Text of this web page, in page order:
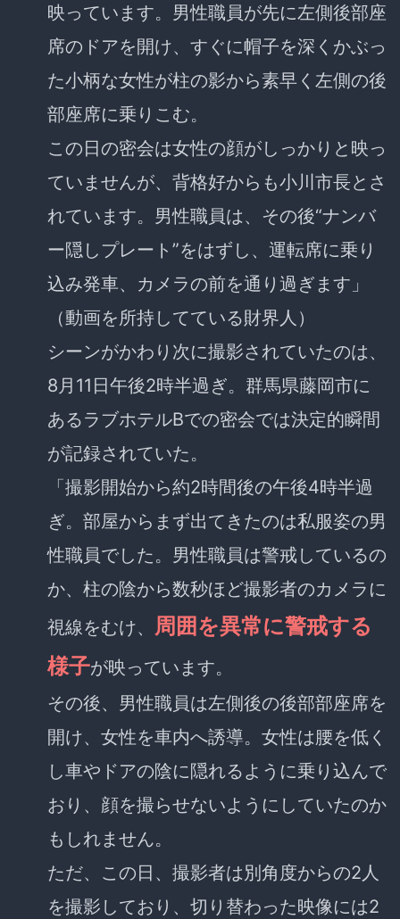
映っています。男性職員が先に左側後部座
席のドアを開け、すぐに帽子を深くかぶっ
た小柄な女性が柱の影から素早く左側の後
部座席に乗りこむ。
この日の密会は女性の顔がしっかりと映っ
ていませんが、背格好からも小川市長とさ
れています。男性職員は、その後“ナンバ
ー隠しプレート”をはずし、運転席に乗り
込み発車、カメラの前を通り過ぎます」
（動画を所持してている財界人）
シーンがかわり次に撮影されていたのは、
8月11日午後2時半過ぎ。群馬県藤岡市に
あるラブホテルBでの密会では決定的瞬間
が記録されていた。
「撮影開始から約2時間後の午後4時半過
ぎ。部屋からまず出てきたのは私服姿の男
性職員でした。男性職員は警戒しているの
か、柱の陰から数秒ほど撮影者のカメラに
視線をむけ、 周囲を異常に警戒する
様子が映っています。
その後、男性職員は左側後の後部部座席を
開け、女性を車内へ誘導。女性は腰を低く
し車やドアの陰に隠れるように乗り込んで
おり、顔を撮らせないようにしていたのか
もしれません。
ただ、この日、撮影者は別角度からの2人
を撮影しており、切り替わった映像には2